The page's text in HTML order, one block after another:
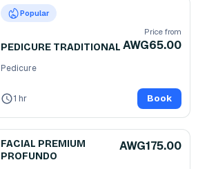
Popular
PEDICURE TRADITIONAL
Price from
AWG65.00
Pedicure
1 hr Book
FACIAL PREMIUM
PROFUNDO
AWG175.00